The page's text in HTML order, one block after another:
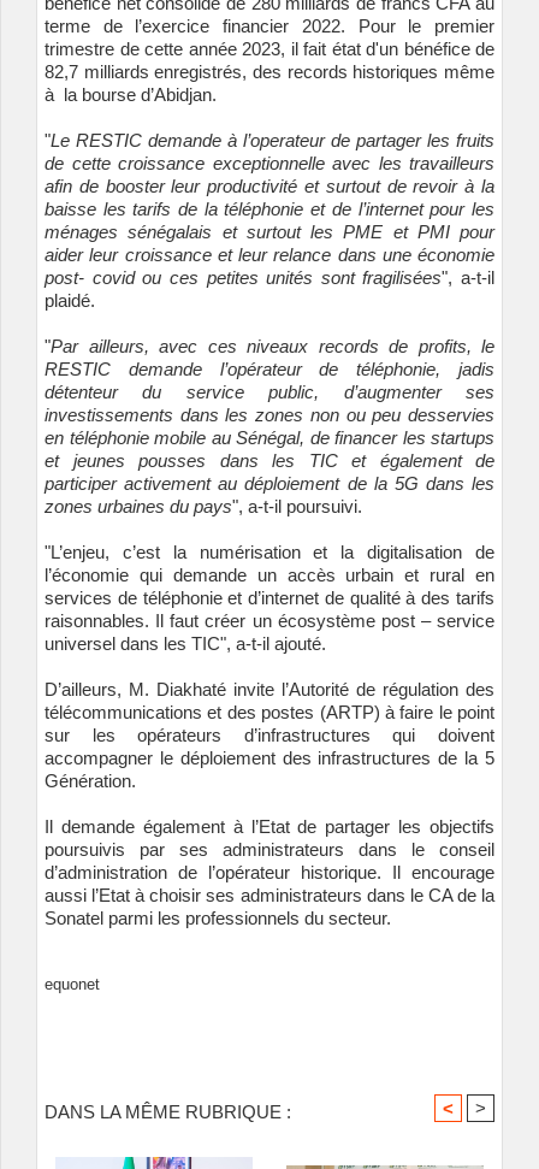
terme de l’exercice financier 2022. Pour le premier
trimestre de cette année 2023, il fait état d'un bénéfice de
82,7 milliards enregistrés, des records historiques même
à la bourse d’Abidjan.
"Le RESTIC demande à l’operateur de partager les fruits
de cette croissance exceptionnelle avec les travailleurs
afin de booster leur productivité et surtout de revoir à la
baisse les tarifs de la téléphonie et de l’internet pour les
ménages sénégalais et surtout les PME et PMI pour
aider leur croissance et leur relance dans une économie
post- covid ou ces petites unités sont fragilisées", a-t-il
plaidé.
"Par ailleurs, avec ces niveaux records de profits, le
RESTIC demande l’opérateur de téléphonie, jadis
détenteur du service public, d’augmenter ses
investissements dans les zones non ou peu desservies
en téléphonie mobile au Sénégal, de financer les startups
et jeunes pousses dans les TIC et également de
participer activement au déploiement de la 5G dans les
zones urbaines du pays", a-t-il poursuivi.
"L’enjeu, c’est la numérisation et la digitalisation de
l’économie qui demande un accès urbain et rural en
services de téléphonie et d’internet de qualité à des tarifs
raisonnables. Il faut créer un écosystème post – service
universel dans les TIC", a-t-il ajouté.
D’ailleurs, M. Diakhaté invite l’Autorité de régulation des
télécommunications et des postes (ARTP) à faire le point
sur les opérateurs d’infrastructures qui doivent
accompagner le déploiement des infrastructures de la 5
Génération.
Il demande également à l’Etat de partager les objectifs
poursuivis par ses administrateurs dans le conseil
d’administration de l’opérateur historique. Il encourage
aussi l’Etat à choisir ses administrateurs dans le CA de la
Sonatel parmi les professionnels du secteur.
equonet
DANS LA MÊME RUBRIQUE : < >